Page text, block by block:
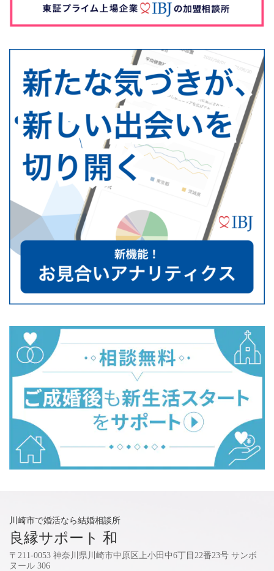
川崎市で婚活なら結婚相談所
良縁サポート 和
〒211-0053 神奈川県川崎市中原区上小田中6丁目22番23号 サンボ
ヌール 306